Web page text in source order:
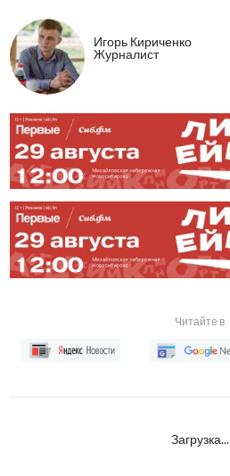
Игорь Кириченко
Журналист
Читайте в
Загрузка...